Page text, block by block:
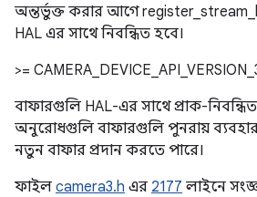
অন্তর্ভুক্ত করার আগে
HAL এর সাথে নিবন্ধিত হবে।
>=
বাফারগুলি HAL-এর সাথে প্রাক-
অনুরোধগুলি বাফারগুলি পুনরায় ব্যবহার
নতুন বাফার প্রদান করতে পারে।
ফাইল camera3.h এর 2177 লাইনে